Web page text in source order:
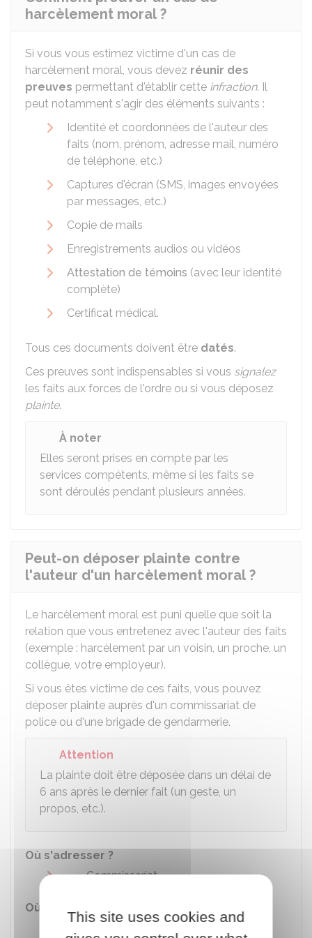
harcèlement moral ?
Si vous vous estimez victime d'un cas de
harcèlement moral, vous devez réunir des
preuves permettant d'établir cette infraction. Il
peut notamment s'agir des éléments suivants :
Identité et coordonnées de l'auteur des
faits (nom, prénom, adresse mail, numéro
de téléphone, etc.)
Captures d'écran (SMS, images envoyées
par messages, etc.)
Copie de mails
Enregistrements audios ou vidéos
Attestation de témoins (avec leur identité
complète)
Certificat médical.
Tous ces documents doivent être datés.
Ces preuves sont indispensables si vous signalez
les faits aux forces de l'ordre ou si vous déposez
plainte.
À noter
Elles seront prises en compte par les
services compétents, même si les faits se
sont déroulés pendant plusieurs années.
Peut-on déposer plainte contre
l'auteur d'un harcèlement moral ?
Le harcèlement moral est puni quelle que soit la
relation que vous entretenez avec l'auteur des faits
(exemple : harcèlement par un voisin, un proche, un
collègue, votre employeur).
Si vous êtes victime de ces faits, vous pouvez
déposer plainte auprès d'un commissariat de
police ou d'une brigade de gendarmerie.
Attention
La plainte doit être déposée dans un délai de
6 ans après le dernier fait (un geste, un
propos, etc.).
Où s'adresser ?
Commissariat
Où s'adresser ?
This site uses cookies and